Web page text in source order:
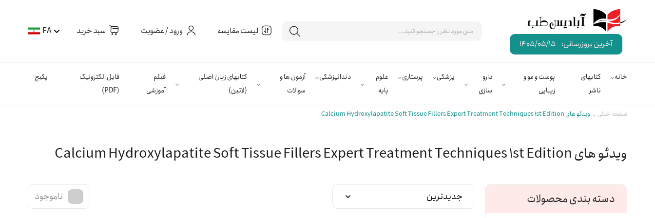
آخرین بروزرسانی: 1405/05/15
لیست مقایسه ورود / عضویت سبد خرید FA
خانه
کتابهای
ناشر
پوست و مو و
زیبایی
دارو
سازی
پزشکی پرستاری
علوم
پایه
دندانپزشکی
آزمون ها و
سوالات
کتابهای زبان اصلی
(لاتین)
فیلم
آموزشی
فایل الکترونیک
(PDF)
پکیج
صفحه اصلی ویدئو های Calcium Hydroxylapatite Soft Tissue Fillers Expert Treatment Techniques 1st Edition
ویدئو های Calcium Hydroxylapatite Soft Tissue Fillers Expert Treatment Techniques 1st Edition
دسته بندی محصولات ناموجود